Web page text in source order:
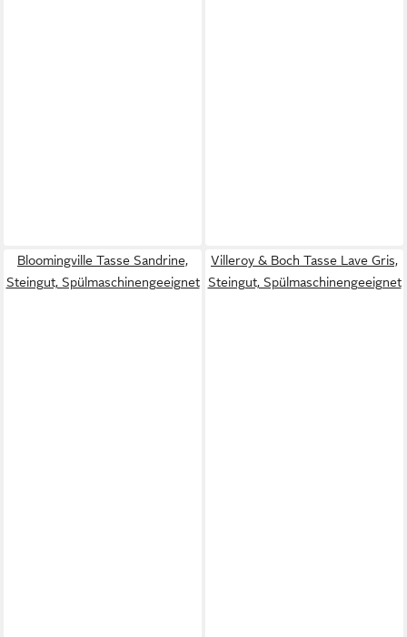
Bloomingville Tasse Sandrine,
Steingut, Spülmaschinengeeignet
Villeroy & Boch Tasse Lave Gris,
Steingut, Spülmaschinengeeignet